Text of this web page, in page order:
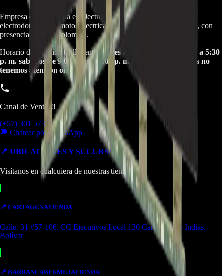
Empresa especializada en electrodomésticos, repuestos de
electrodomésticos, motos electricas y repuestos para las mismas, con
presencia en toda Colombia.
Horario de atención Call Center:
lunes a viernes de 8:30 a. m. a 5:30
p. m. sabados de 9:00 a. m. a 1:00 p. m. Domingos y festivos no
tenemos atencion online.
Canal de Ventas!!
(+57) 301 5739461
💬 Chatear por WhatsApp
📍 UBICACIONES Y SUCURSALES
Visítanos en cualquiera de nuestras tiendas
📍 CARTAGENATIENDA
Calle. 31 #57-106. CC Ejecutivos Local 130 Cartagena de Indias,
Bolívar
📍 BARRANCABERMEJATIENDA